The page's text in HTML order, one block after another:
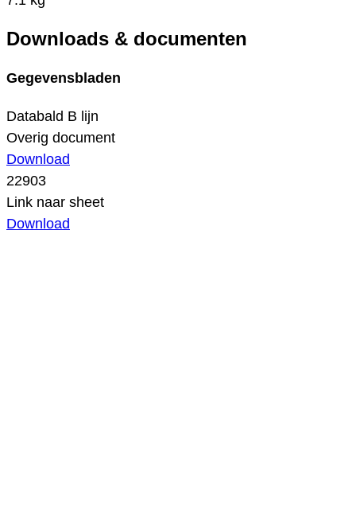
Downloads & documenten
Gegevensbladen
Databald B lijn
Overig document
Download
22903
Link naar sheet
Download